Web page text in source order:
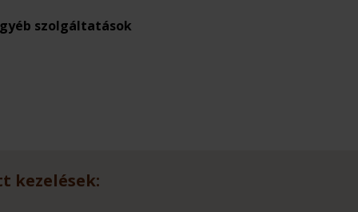
szolgáltatások
kezelések: